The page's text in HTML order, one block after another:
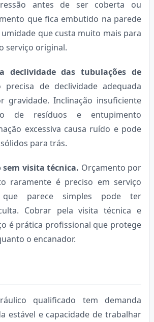
antes de ser coberta ou
que fica embutido na parede
que custa muito mais para
serviço original.
declividade das tubulações de
precisa de declividade adequada
gravidade. Inclinação insuficiente
de resíduos e entupimento
excessiva causa ruído e pode
para trás.
visita técnica. Orçamento por
raramente é preciso em serviço
parece simples pode ter
Cobrar pela visita técnica e
é prática profissional que protege
o encanador.
qualificado tem demanda
estável e capacidade de trabalhar